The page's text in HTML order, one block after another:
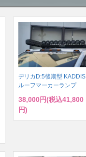
デリカD:5後期型 KADDIS
ルーフマーカーランプ
38,000円(税込41,800
円)